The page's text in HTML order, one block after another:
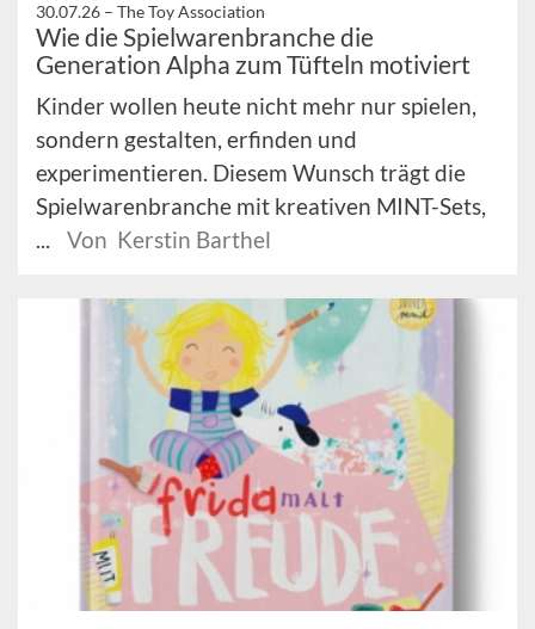
30.07.26 – The Toy Association
Wie die Spielwarenbranche die
Generation Alpha zum Tüfteln motiviert
Kinder wollen heute nicht mehr nur spielen,
sondern gestalten, erfinden und
experimentieren. Diesem Wunsch trägt die
Spielwarenbranche mit kreativen MINT-Sets,
...
Von Kerstin Barthel